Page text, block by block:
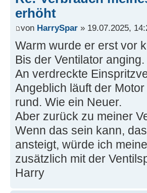
erhöht
von HarrySpar » 19.07.2025,
Warm wurde er erst vor
Bis der Ventilator anging.
An verdreckte
Angeblich läuft der
rund. Wie ein Neuer.
Aber zurück zu meiner
Wenn das sein kann,
ansteigt, würde ich
zusätzlich mit der
Harry